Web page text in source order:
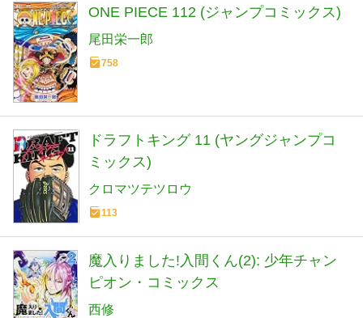
ONE PIECE 112 (ジャンプコミックス)
尾田栄一郎
758
ドラフトキング 11 (ヤングジャンプコ
ミックス)
クロマツテツロウ
113
魔入りました!入間くん(2): 少年チャン
ピオン・コミックス
西修